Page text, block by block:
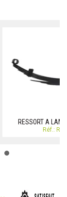
RESSORT A
Réf.: